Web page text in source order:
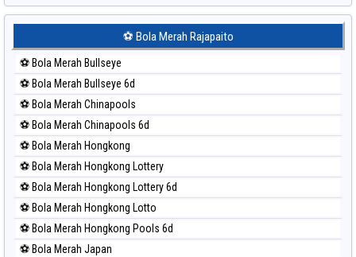
Paito Harian Sydney Lottery
Paito Harian Sydney Lottery 6d
Paito Harian Sydney Lotto
Paito Harian Sydney Pools 6d
Paito Harian Taipei
Paito Harian Taiwan
⚽ Bola Merah Rajapaito
⚽ Bola Merah Bullseye
⚽ Bola Merah Bullseye 6d
⚽ Bola Merah Chinapools
⚽ Bola Merah Chinapools 6d
⚽ Bola Merah Hongkong
⚽ Bola Merah Hongkong Lottery
⚽ Bola Merah Hongkong Lottery 6d
⚽ Bola Merah Hongkong Lotto
⚽ Bola Merah Hongkong Pools 6d
⚽ Bola Merah Japan